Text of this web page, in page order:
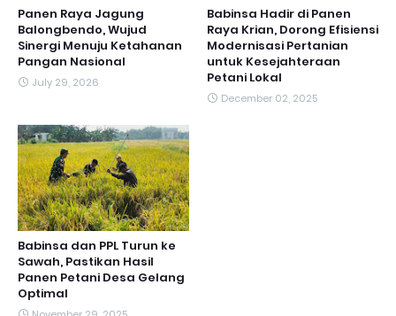
Panen Raya Jagung
Balongbendo, Wujud
Sinergi Menuju Ketahanan
Pangan Nasional
July 29, 2026
Babinsa Hadir di Panen
Raya Krian, Dorong Efisiensi
Modernisasi Pertanian
untuk Kesejahteraan
Petani Lokal
December 02, 2025
Babinsa dan PPL Turun ke
Sawah, Pastikan Hasil
Panen Petani Desa Gelang
Optimal